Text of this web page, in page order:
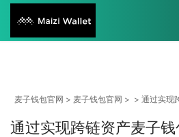
麦子钱包官网 > 麦子钱包官网 > > 通过实现
通过实现跨链资产麦子